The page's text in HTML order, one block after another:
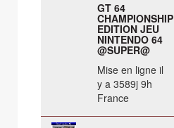
GT 64
CHAMPIONSHIP
EDITION JEU
NINTENDO 64
@SUPER@
Mise en ligne il
y a 3589j 9h
France